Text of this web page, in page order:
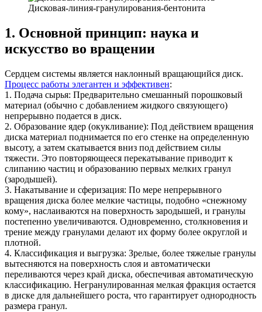
Дисковая-линия-гранулирования-бентонита
1. Основной принцип: наука и
искусство во вращении
Сердцем системы является наклонный вращающийся диск.
Процесс работы элегантен и эффективен:
1. Подача сырья: Предварительно смешанный порошковый
материал (обычно с добавлением жидкого связующего)
непрерывно подается в диск.
2. Образование ядер (окукливание): Под действием вращения
диска материал поднимается по его стенке на определенную
высоту, а затем скатывается вниз под действием силы
тяжести. Это повторяющееся перекатывание приводит к
слипанию частиц и образованию первых мелких гранул
(зародышей).
3. Накатывание и сферизация: По мере непрерывного
вращения диска более мелкие частицы, подобно «снежному
кому», наслаиваются на поверхность зародышей, и гранулы
постепенно увеличиваются. Одновременно, столкновения и
трение между гранулами делают их форму более округлой и
плотной.
4. Классификация и выгрузка: Зрелые, более тяжелые гранулы
вытесняются на поверхность слоя и автоматически
переливаются через край диска, обеспечивая автоматическую
классификацию. Негранулированная мелкая фракция остается
в диске для дальнейшего роста, что гарантирует однородность
размера гранул.